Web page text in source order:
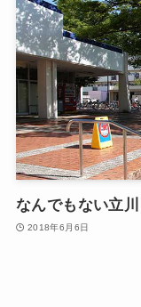
なんでもない立
2018年6月6日